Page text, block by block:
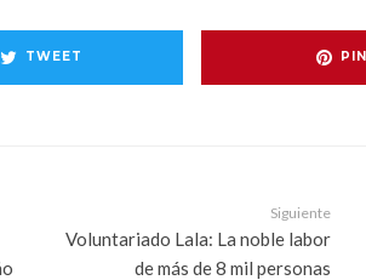
TWEET PIN
Siguiente
Voluntariado Lala: La noble labor
de más de 8 mil personas